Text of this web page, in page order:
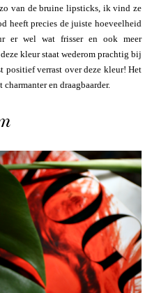
van de bruine lipsticks, ik vind ze
heeft precies de juiste hoeveelheid
er wel wat frisser en ook meer
kleur staat wederom prachtig bij
positief verrast over deze kleur! Het
charmanter en draagbaarder.